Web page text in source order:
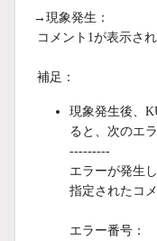
→現象発生：
コメント1が表示され
補足：
現象発生後、
ると、次のエ
---------
エラーが発生し
指定されたコ
エラー番号：